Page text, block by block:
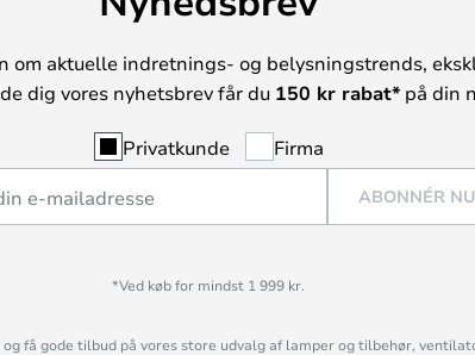
om aktuelle indretnings- og belysningstrends,
dig vores nyhetsbrev får du 150 kr rabat*på din
Privatkunde Firma
ABONNÉR NU
*Ved køb for mindst 1 999 kr.
og få gode tilbud på vores store udvalg af lamper og tilbehør,